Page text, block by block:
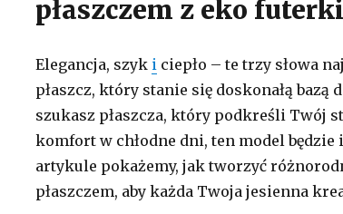
płaszczem z eko
Elegancja, szyk iciepło – te trzy słowa
płaszcz, który stanie się doskonałą
szukasz płaszcza, który podkreśli Twój
komfort w chłodne dni, ten model
artykule pokażemy, jak tworzyć
płaszczem, aby każda Twoja jesienna